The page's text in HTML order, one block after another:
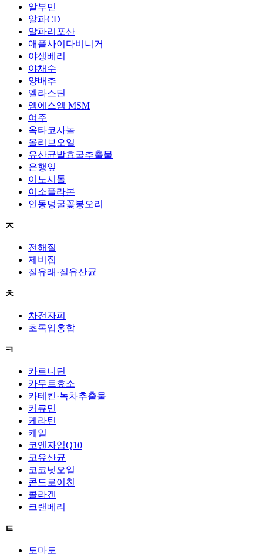
알부민
알파CD
알파리포산
애플사이다비니거
야생베리
야채수
양배추
엘라스틴
엠에스엠 MSM
여주
옥타코사놀
올리브오일
유산균발효굴추출물
은행잎
이노시톨
이소플라본
인동덩굴꽃봉오리
ㅈ
전해질
제비집
질유래·질유산균
ㅊ
차전자피
초록입홍합
ㅋ
카르니틴
카무트효소
카테킨·녹차추출물
커큐민
케라틴
케일
코엔자임Q10
코유산균
코코넛오일
콘드로이친
콜라겐
크랜베리
ㅌ
토마토